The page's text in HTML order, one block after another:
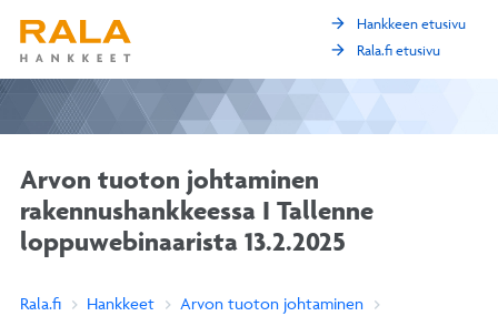
arrow_forward
Hankkeen etusivu
arrow_forward
Rala.fi etusivu
Arvon tuoton johtaminen
rakennushankkeessa I Tallenne
loppuwebinaarista 13.2.2025
Rala.fi Hankkeet
Arvon tuoton johtaminen